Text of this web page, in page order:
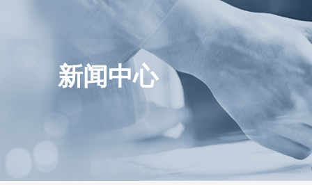
新闻中心